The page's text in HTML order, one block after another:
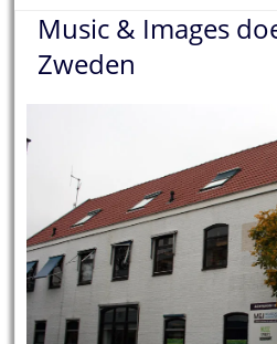
Music & Images
Zweden